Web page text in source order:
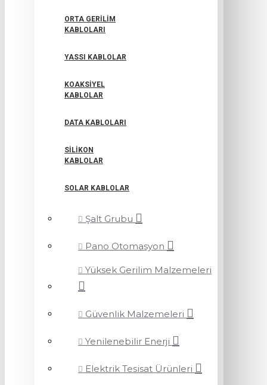
ORTA GERILIM
KABLOLARI
YASSI KABLOLAR
KOAKSIYEL
KABLOLAR
DATA KABLOLARI
SILIKON
KABLOLAR
SOLAR KABLOLAR
Şalt Grubu
Pano Otomasyon
Yüksek Gerilim Malzemeleri
Güvenlik Malzemeleri
Yenilenebilir Enerji
Elektrik Tesisat Ürünleri